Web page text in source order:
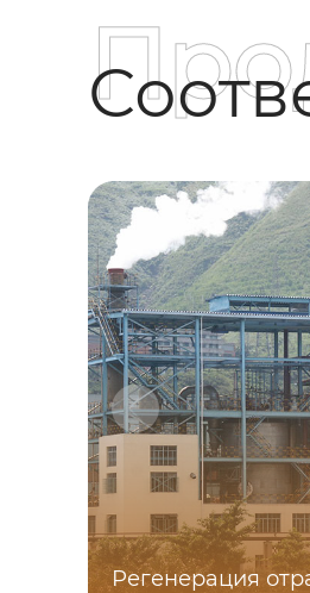
Регенерация